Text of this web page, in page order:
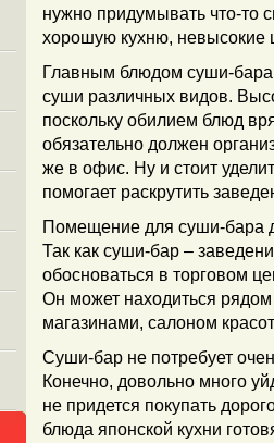
нужно придумывать что-то
хорошую кухню, невысокие
Главным блюдом суши-
суши различных видов.
поскольку обилием блюд
обязательно должен
же в офис. Ну и стоит
помогает раскрутить
Помещение для суши-бара
Так как суши-бар –
обосноваться в торговом
Он может находиться
магазинами, салоном
Суши-бар не потребует
Конечно, довольно много
не придется покупать
блюда японской кухни